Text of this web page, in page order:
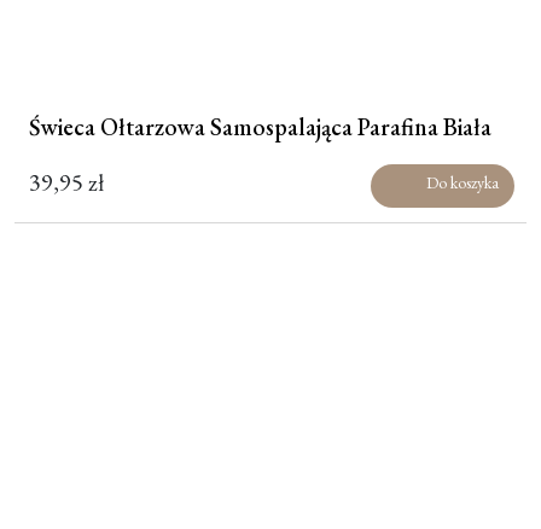
Świeca Ołtarzowa Samospalająca Parafina Biała
39,95zł Do koszyka